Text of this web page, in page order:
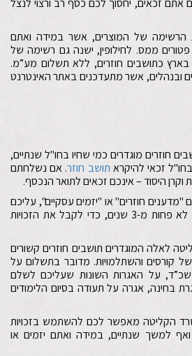
אתם זכאים, יחסוך לכם כסף רב ורצוי לנצל
של המוצרים, אשר במידה ואתם
ממס. לחילופין, ישנה גם רשימה של
בארץ כתושבים חוזרים, ללא תשלום מע”מ.
ובנהלים, אשר מתעדכנים באתר האינטרנט
חוזרים מוגדרים כמי שחיו בחו"ל שנתיים,
זכאי להיקרא תושב חוזר. אם נשלחתם
וקרן היסוד – אינכם זכאים לתואר הנכסף.
"מדענים חוזרים" או "יזמים עסקיים", עליכם
לשהות בחו"ל לתקופה של לא פחות מ-3 שנים, כדי לקבל את הזכויות
לאלה המוגדרים תושבים חוזרים קשורים
קורסים והשתלמויות. מדובר בתשלום על
על האגרות השונות שעליכם לשלם
בחינה, אגרה על תעודה בסיום הלימודים
הקליטה מאפשר לכם להשתמש בזכויות
למשך שנתיים, במידה ואתם יזמים או